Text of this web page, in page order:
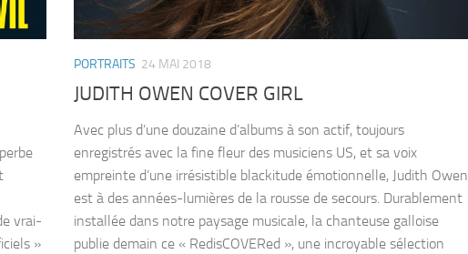
vrai-
»
PORTRAITS 24 MAI 2018
JUDITH OWEN COVER GIRL
Avec plus d’une douzaine d’albums à son actif, toujours
enregistrés avec la fine fleur des musiciens US, et sa voix
empreinte d’une irrésistible blackitude émotionnelle, Judith Owen
est à des années-lumières de la rousse de secours. Durablement
installée dans notre paysage musicale, la chanteuse galloise
publie demain ce « RedisCOVERed », une incroyable sélection